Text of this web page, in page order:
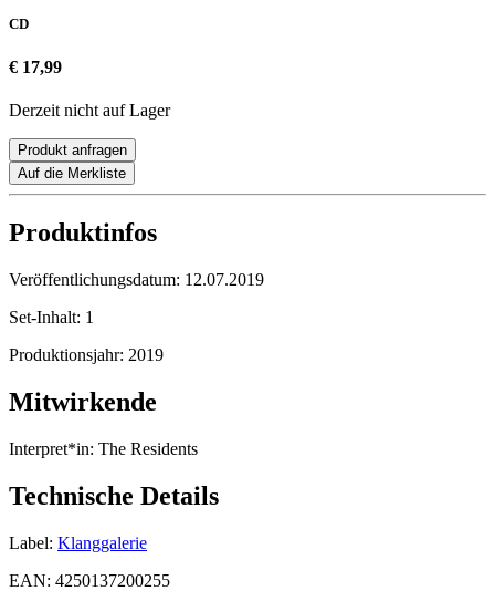
CD
€ 17,99
Derzeit nicht auf Lager
Produkt anfragen
Auf die Merkliste
Produktinfos
Veröffentlichungsdatum: 12.07.2019
Set-Inhalt: 1
Produktionsjahr: 2019
Mitwirkende
Interpret*in: The Residents
Technische Details
Label: Klanggalerie
EAN: 4250137200255